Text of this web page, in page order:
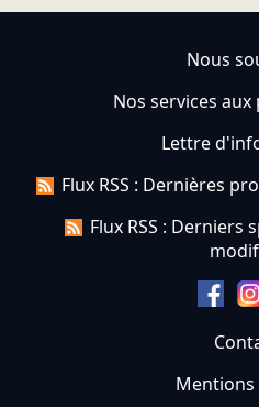
Nous
Nos services
Lettre
Flux RSS : Dernières
Flux RSS : Derniers
Mentions